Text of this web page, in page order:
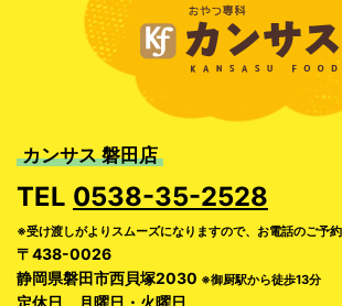
カンサス 磐田店
TEL 0538-35-2528
※受け渡しがよりスムーズになりますので、お電話のご予
〒438-0026
静岡県磐田市西貝塚2030 ※御厨駅から徒歩13分
定休日 月曜日・火曜日